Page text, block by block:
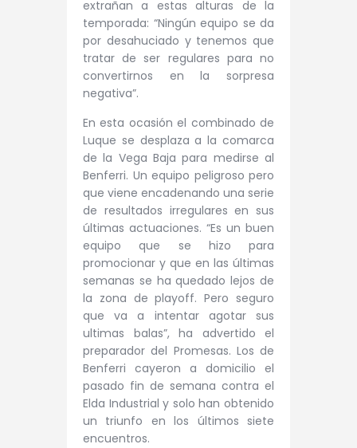
extrañan a estas alturas de la
temporada: “Ningún equipo se da
por desahuciado y tenemos que
tratar de ser regulares para no
convertirnos en la sorpresa
negativa”.
En esta ocasión el combinado de
Luque se desplaza a la comarca
de la Vega Baja para medirse al
Benferri. Un equipo peligroso pero
que viene encadenando una serie
de resultados irregulares en sus
últimas actuaciones. “Es un buen
equipo que se hizo para
promocionar y que en las últimas
semanas se ha quedado lejos de
la zona de playoff. Pero seguro
que va a intentar agotar sus
ultimas balas”, ha advertido el
preparador del Promesas. Los de
Benferri cayeron a domicilio el
pasado fin de semana contra el
Elda Industrial y solo han obtenido
un triunfo en los últimos siete
encuentros.